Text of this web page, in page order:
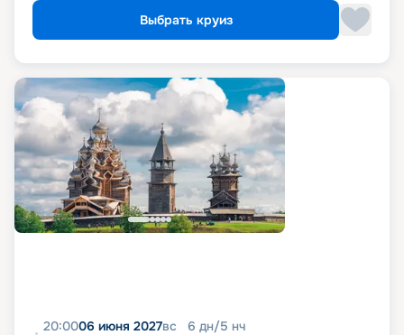
Выбрать круиз
20:0006 июня 2027вс 6 дн/5 нч